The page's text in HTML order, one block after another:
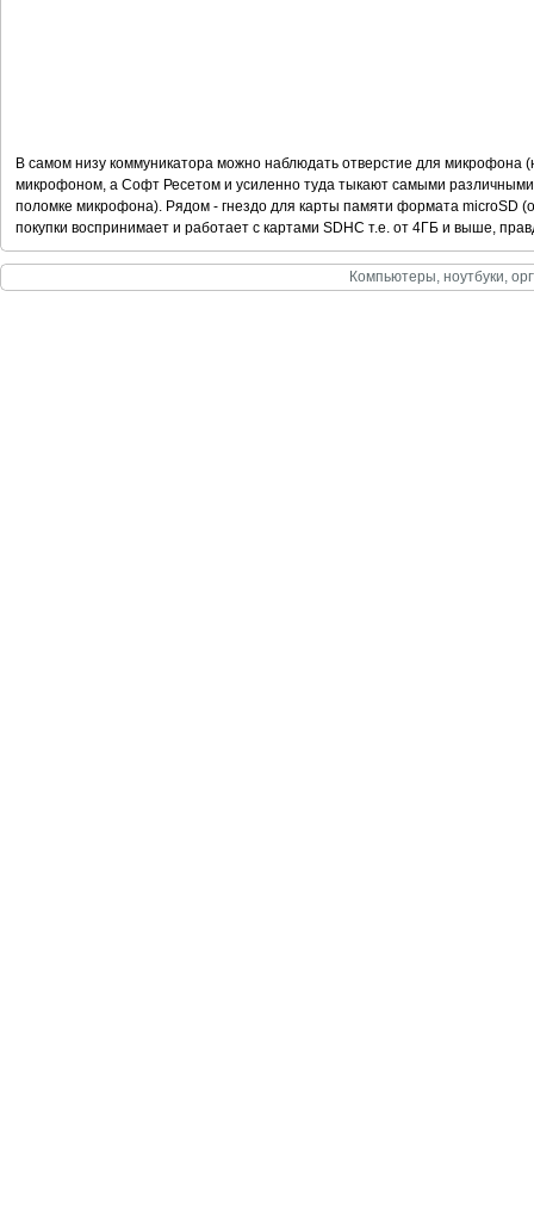
В самом низу коммуникатора можно наблюдать отверстие для микрофона
микрофоном, а Софт Ресетом и усиленно туда тыкают самыми
поломке микрофона). Рядом - гнездо для карты памяти формата microSD
покупки воспринимает и работает с картами SDHC т.е. от 4ГБ и выше,
Компьютеры, ноутбуки,